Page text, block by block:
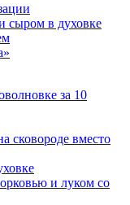
сыром в духовке
за 10
сковороде вместо
и луком со